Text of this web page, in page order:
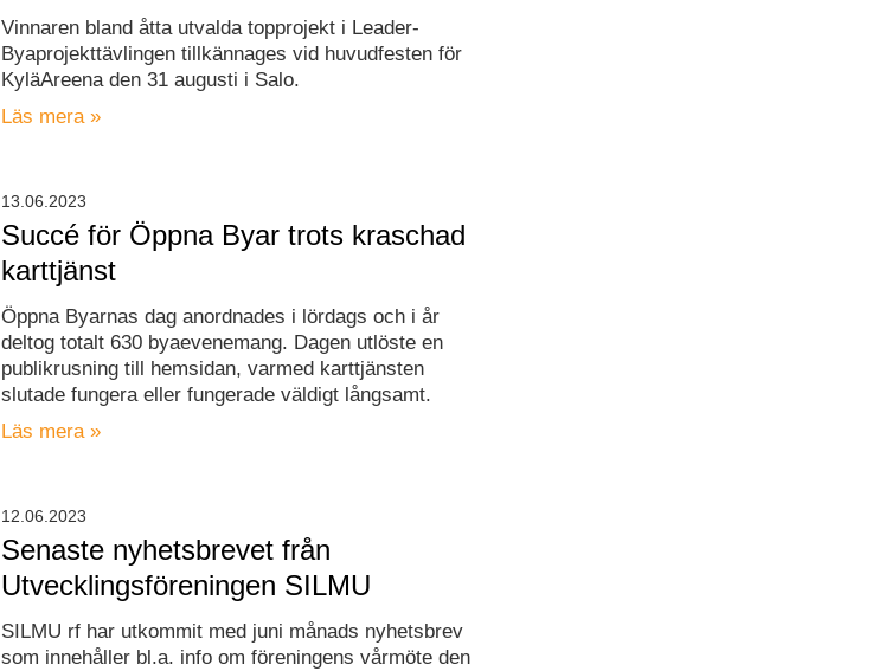
Vinnaren bland åtta utvalda topprojekt i Leader-
Byaprojekttävlingen tillkännages vid huvudfesten för
KyläAreena den 31 augusti i Salo.
Läs mera »
Succé för Öppna Byar trots kraschad
karttjänst
Öppna Byarnas dag anordnades i lördags och i år
deltog totalt 630 byaevenemang. Dagen utlöste en
publikrusning till hemsidan, varmed karttjänsten
slutade fungera eller fungerade väldigt långsamt.
Läs mera »
13.06.2023
Senaste nyhetsbrevet från
Utvecklingsföreningen SILMU
SILMU rf har utkommit med juni månads nyhetsbrev
som innehåller bl.a. info om föreningens vårmöte den
12.06.2023